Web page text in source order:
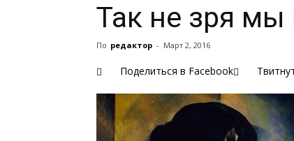
Так не зря мы
По редактор - Март 2, 2016
Поделиться в Facebook